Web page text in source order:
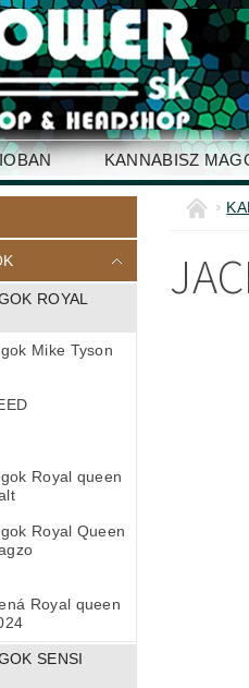
KANNABISZ
ROYAL
Mike Tyson
Royal queen
Royal Queen
Royal queen
SENSI